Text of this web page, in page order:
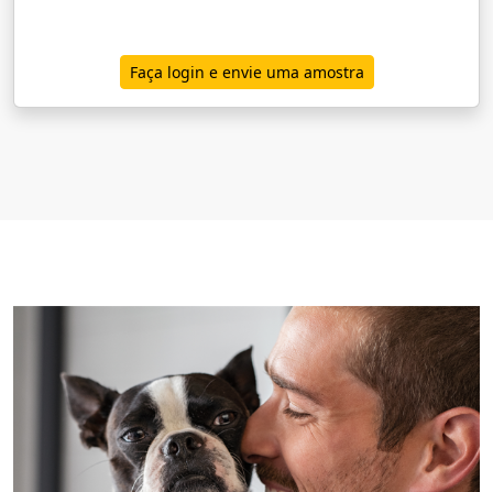
Faça login e envie uma amostra